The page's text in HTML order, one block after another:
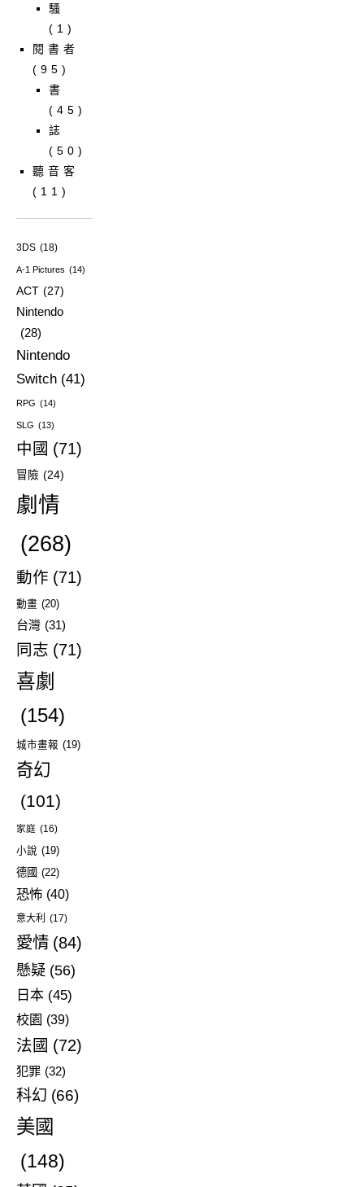
騷
(1)
閱書者
(95)
書
(45)
誌
(50)
聽音客
(11)
3DS (18)
A-1 Pictures (14)
ACT (27)
Nintendo
(28)
Nintendo
Switch (41)
RPG (14)
SLG (13)
中國 (71)
冒險 (24)
劇情
(268)
動作 (71)
動畫 (20)
台灣 (31)
同志 (71)
喜劇
(154)
城市畫報 (19)
奇幻
(101)
家庭 (16)
小說 (19)
德國 (22)
恐怖 (40)
意大利 (17)
愛情 (84)
懸疑 (56)
日本 (45)
校園 (39)
法國 (72)
犯罪 (32)
科幻 (66)
美國
(148)